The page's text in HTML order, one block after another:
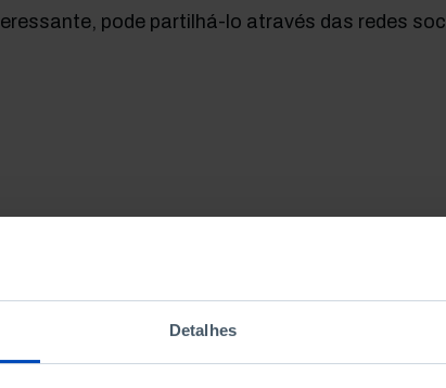
Detalhes
pode partilhá-lo através das redes